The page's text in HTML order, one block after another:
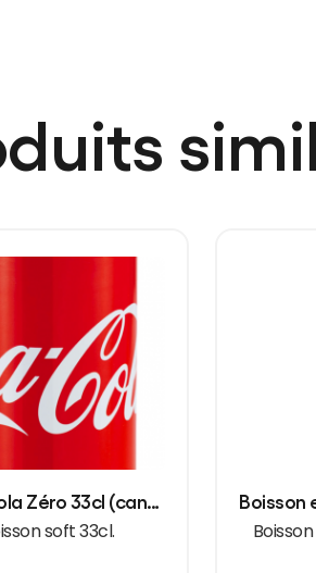
Coca Cola Zéro 33cl (canette)
soft 33cl.